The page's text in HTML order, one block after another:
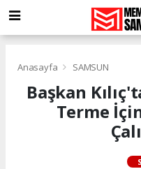
Anasayfa SAMSUN
Başkan
Terme